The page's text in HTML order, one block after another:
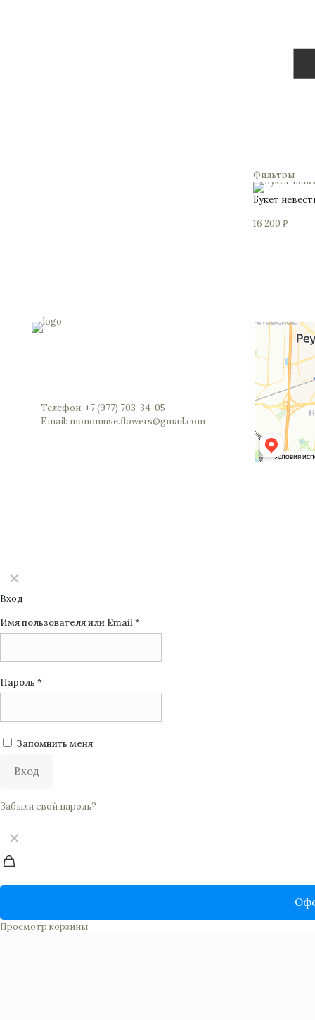
Фильтры
Букет
16 200₽
Телефон: +7 (977) 703-34-05
Email: monomuse.flowers@gmail.com
✕
Вход
Имя пользователя или Email*
Пароль *
Запомнить меня
Вход
Забыли свой пароль?
✕
Просмотр корзины